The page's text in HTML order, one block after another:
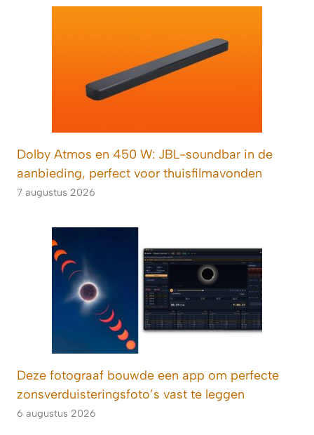
Dolby Atmos en 450 W: JBL-soundbar in de
aanbieding, perfect voor thuisfilmavonden
7 augustus 2026
Deze fotograaf bouwde een app om perfecte
zonsverduisteringsfoto’s vast te leggen
6 augustus 2026